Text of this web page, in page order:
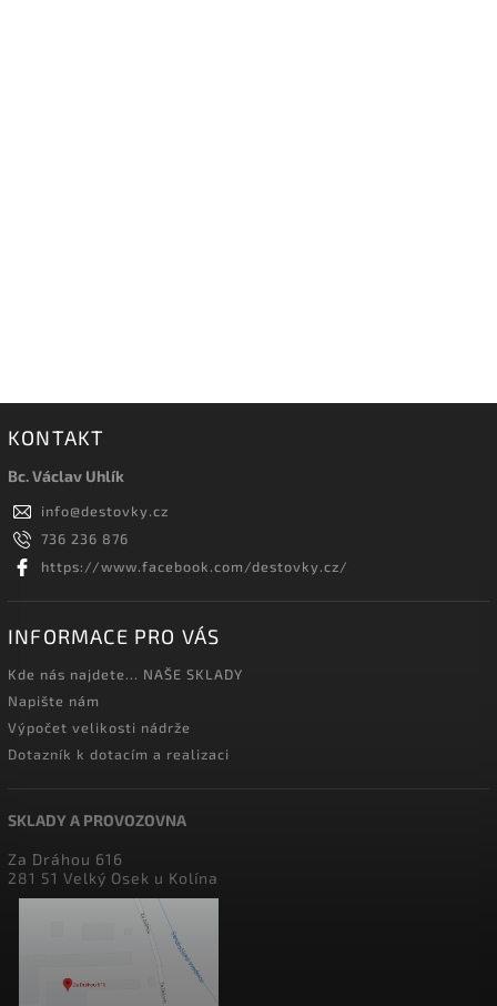
KONTAKT
Bc. Václav Uhlík
info@destovky.cz
736 236 876
https://www.facebook.com/destovky.cz/
INFORMACE PRO VÁS
Kde nás najdete... NAŠE SKLADY
Napište nám
Výpočet velikosti nádrže
Dotazník k dotacím a realizaci
SKLADY A PROVOZOVNA
Za Dráhou 616
281 51 Velký Osek u Kolína